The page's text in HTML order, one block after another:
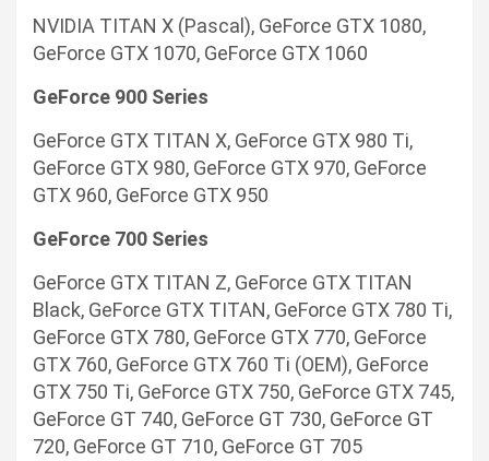
NVIDIA TITAN X (Pascal), GeForce GTX 1080,
GeForce GTX 1070, GeForce GTX 1060
GeForce 900 Series
GeForce GTX TITAN X, GeForce GTX 980 Ti,
GeForce GTX 980, GeForce GTX 970, GeForce
GTX 960, GeForce GTX 950
GeForce 700 Series
GeForce GTX TITAN Z, GeForce GTX TITAN
Black, GeForce GTX TITAN, GeForce GTX 780 Ti,
GeForce GTX 780, GeForce GTX 770, GeForce
GTX 760, GeForce GTX 760 Ti (OEM), GeForce
GTX 750 Ti, GeForce GTX 750, GeForce GTX 745,
GeForce GT 740, GeForce GT 730, GeForce GT
720, GeForce GT 710, GeForce GT 705